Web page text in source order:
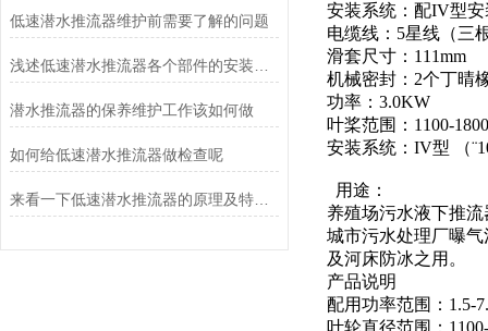
低速潜水推流器维护前需要了解的问题
潜水推流器的保养维护工作该如何做
如何给低速潜水推流器做检查呢
来看一下低速潜水推流器的原理及特点是什么吧
安装系统：配IV型安
电缆线：5星线（三
滑套尺寸：111mm
机械密封：2个丁晴
功率：3.0KW
叶桨范围：1100-
安装系统：IV型 （
用途：
养殖场污水液下推
城市污水处理厂曝
及河床防冰之用。
产品说明
配用功率范围：1.5-
叶轮直径范围：